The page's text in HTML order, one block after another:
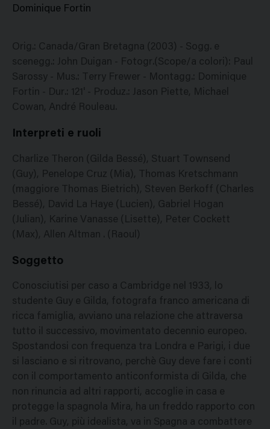
Dominique Fortin
Orig.: Canada/Gran Bretagna (2003) - Sogg. e
scenegg.: John Duigan - Fotogr.(Scope/a colori): Paul
Sarossy - Mus.: Terry Frewer - Montagg.: Dominique
Fortin - Dur.: 121' - Produz.: Jason Piette, Michael
Cowan, André Rouleau.
Interpreti e ruoli
Charlize Theron (Gilda Bessé), Stuart Townsend
(Guy), Penelope Cruz (Mia), Thomas Kretschmann
(maggiore Thomas Bietrich), Steven Berkoff (Charles
Bessé), David La Haye (Lucien), Gabriel Hogan
(Julian), Karine Vanasse (Lisette), Peter Cockett
(Max), Allen Altman . (Raoul)
Soggetto
Conosciutisi per caso a Cambridge nel 1933, lo
studente Guy e Gilda, fotografa franco americana di
ricca famiglia, avviano una relazione che attraversa
tutto il successivo, movimentato decennio europeo.
Spostandosi con frequenza tra Londra e Parigi, i due
si lasciano e si ritrovano, perchè Guy deve fare i conti
con il comportamento anticonformista di Gilda, che
non rinuncia ad altri rapporti, accoglie in casa e
protegge la spagnola Mira, ha un freddo rapporto con
il padre. Guy, più idealista, va in Spagna a combattere